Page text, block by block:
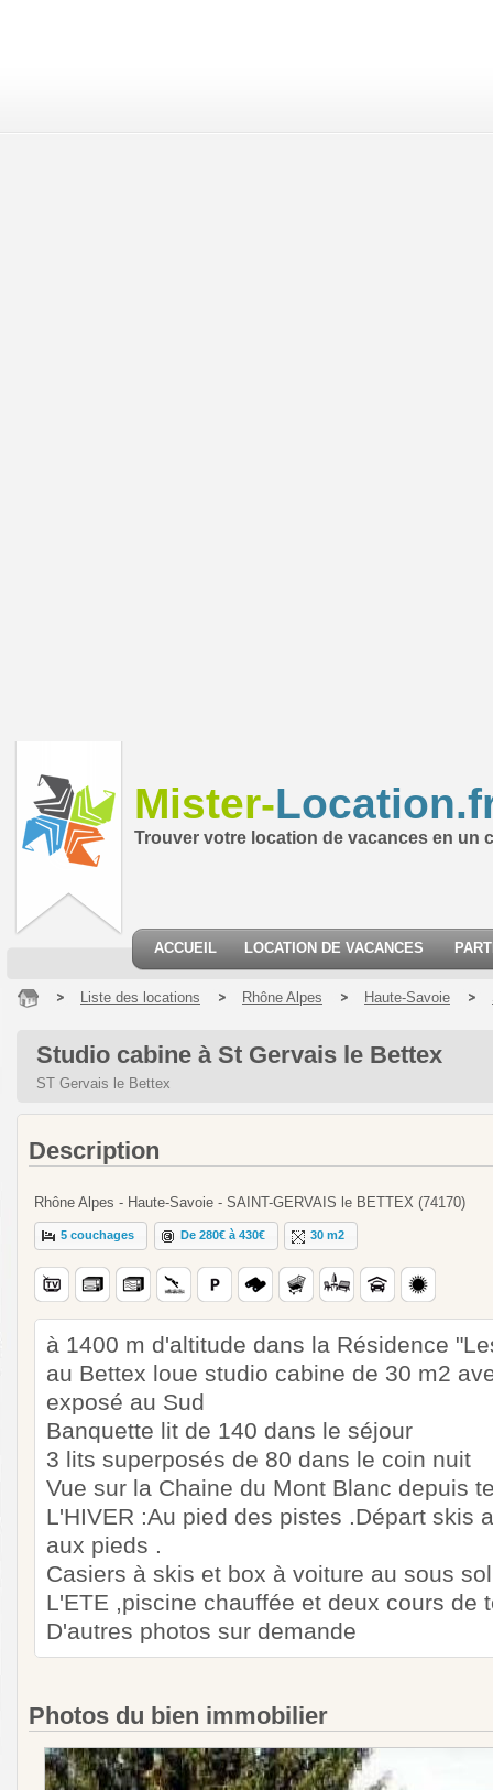
Mister-
Trouver votre location de vacances en un
ACCUEIL LOCATION DE VACANCES
Liste des locations Rhône Alpes Haute-Savoie
Studio cabine à St Gervais le Bettex
ST Gervais le Bettex
Description
Rhône Alpes - Haute-Savoie - SAINT-GERVAIS le BETTEX (74170)
5 couchages De 280€ à 430€ 30 m2
à 1400 m d'altitude dans la Résidence
au Bettex loue studio cabine de 30 m2
exposé au Sud
Banquette lit de 140 dans le séjour
3 lits superposés de 80 dans le coin nuit
Vue sur la Chaine du Mont Blanc depuis
L'HIVER :Au pied des pistes .Départ skis
aux pieds .
Casiers à skis et box à voiture au sous sol
L'ETE ,piscine chauffée et deux cours de
D'autres photos sur demande
Photos du bien immobilier